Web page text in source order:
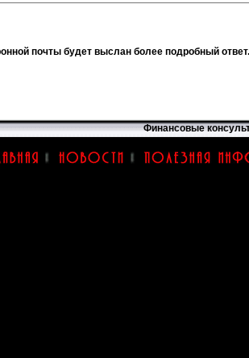
почты будет выслан более подробный ответ.
Финансовые